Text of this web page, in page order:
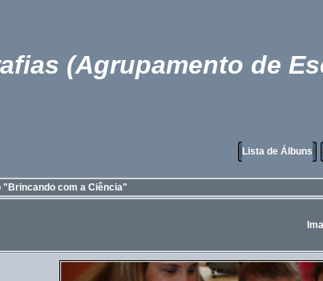
(Agrupamento de
Lista de Álbuns
"Brincando com a Ciência"